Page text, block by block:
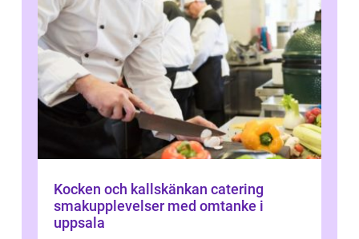
Kocken och kallskänkan catering
smakupplevelser med omtanke i
uppsala